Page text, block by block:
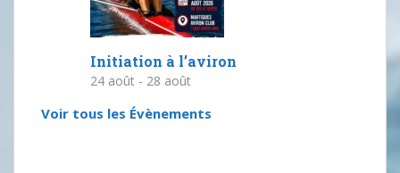
Initiation à l’aviron
24 août - 28 août
Voir tous les Évènements